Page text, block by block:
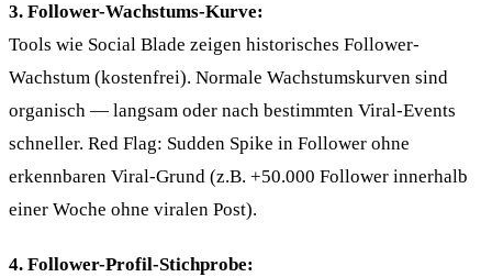
3. Follower-Wachstums-Kurve:
Tools wie Social Blade zeigen historisches Follower-
Wachstum (kostenfrei). Normale Wachstumskurven sind
organisch — langsam oder nach bestimmten Viral-Events
schneller. Red Flag: Sudden Spike in Follower ohne
erkennbaren Viral-Grund (z.B. +50.000 Follower innerhalb
einer Woche ohne viralen Post).
4. Follower-Profil-Stichprobe: